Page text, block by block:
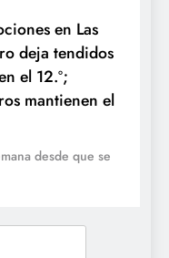
en Las
deja tendidos
el 12.º;
mantienen el
desde que se